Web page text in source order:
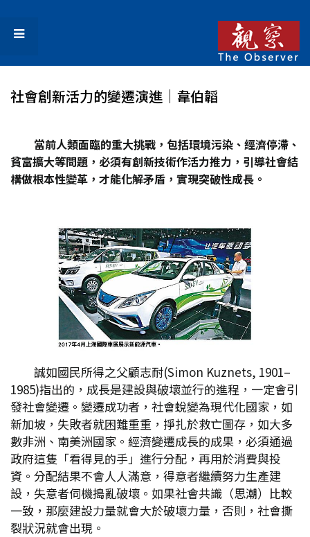
社會創新活力的變遷演進｜韋伯韜
當前人類面臨的重大挑戰，包括環境污染、經濟停滯、
貧富擴大等問題，必須有創新技術作活力推力，引導社會結
構做根本性變革，才能化解矛盾，實現突破性成長。
誠如國民所得之父顧志耐(Simon Kuznets, 1901–
1985)指出的，成長是建設與破壞並行的進程，一定會引
發社會變遷。變遷成功者，社會蛻變為現代化國家，如
新加坡，失敗者就困難重重，掙扎於救亡圖存，如大多
數非洲、南美洲國家。經濟變遷成長的成果，必須通過
政府這隻「看得見的手」進行分配，再用於消費與投
資。分配結果不會人人滿意，得意者繼續努力生產建
設，失意者伺機搗亂破壞。如果社會共識（思潮）比較
一致，那麼建設力量就會大於破壞力量，否則，社會撕
裂狀況就會出現。